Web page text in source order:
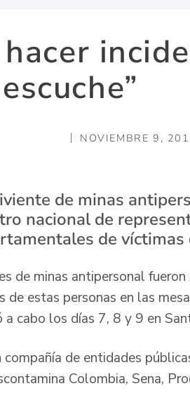
escuche”
NOVIEMBRE 9,
de minas
nacional de
de
de minas antipersonal
de estas personas en las
cabo los días 7, 8 y 9 en
de entidades
Colombia, Sena,